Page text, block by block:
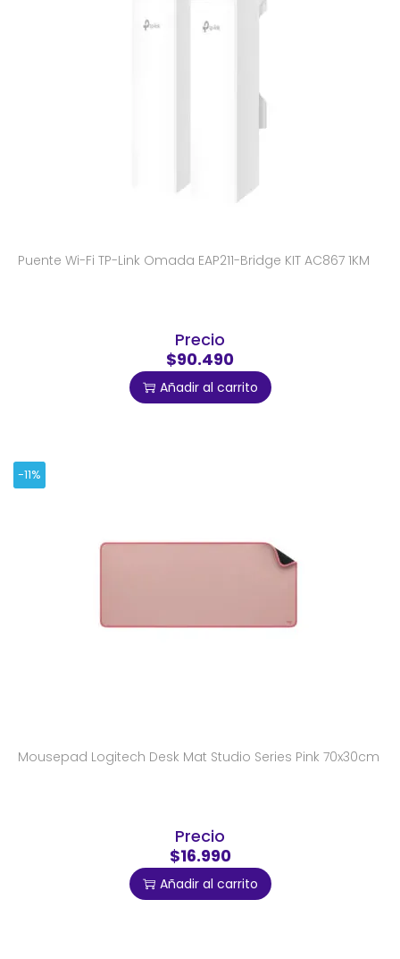
Puente Wi-Fi TP-Link Omada EAP211-Bridge KIT AC867 1KM
Precio
$90.490
Añadir al carrito
-11%
Mousepad Logitech Desk Mat Studio Series Pink 70x30cm
Precio
$16.990
Añadir al carrito